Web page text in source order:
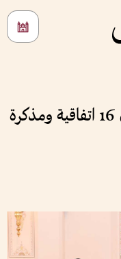
الإمارات وسلطنة عمان توقعان 16 اتفاقية ومذكرة